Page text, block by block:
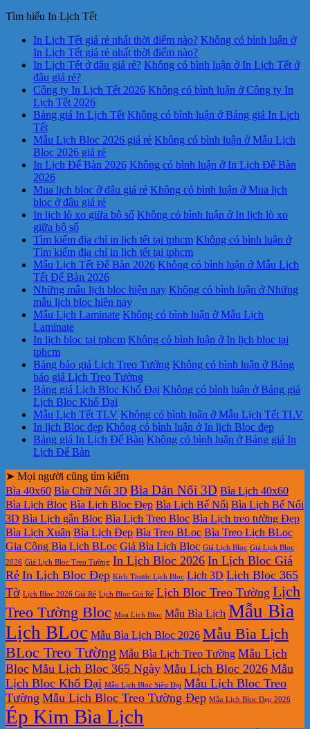
Tìm hiểu In Lịch Tết
In Lịch Tết giá rẻ nhất thời điểm nào? Không có bình luận ở
In Lịch Tết giá rẻ nhất thời điểm nào?
In Lịch Tết ở đâu giá rẻ? Không có bình luận ở In Lịch Tết ở
đâu giá rẻ?
Công ty In Lịch Tết 2026 Không có bình luận ở Công ty In
Lịch Tết 2026
Bảng giá In Lịch Tết Không có bình luận ở Bảng giá In Lịch
Tết
Mẫu Lịch Bloc 2026 giá rẻ Không có bình luận ở Mẫu Lịch
Bloc 2026 giá rẻ
In Lịch Để Bàn 2026 Không có bình luận ở In Lịch Để Bàn
2026
Mua lịch bloc ở đâu giá rẻ Không có bình luận ở Mua lịch
bloc ở đâu giá rẻ
In lịch lò xo giữa bộ số Không có bình luận ở In lịch lò xo
giữa bộ số
Tìm kiếm địa chỉ in lịch tết tại tphcm Không có bình luận ở
Tìm kiếm địa chỉ in lịch tết tại tphcm
Mẫu Lịch Tết Để Bàn 2026 Không có bình luận ở Mẫu Lịch
Tết Để Bàn 2026
Những mẫu lịch bloc hiện nay Không có bình luận ở Những
mẫu lịch bloc hiện nay
Mẫu Lịch Laminate Không có bình luận ở Mẫu Lịch
Laminate
In lịch bloc tại tphcm Không có bình luận ở In lịch bloc tại
tphcm
Bảng báo giá Lịch Treo Tường Không có bình luận ở Bảng
báo giá Lịch Treo Tường
Bảng giá Lịch Bloc Khổ Đại Không có bình luận ở Bảng giá
Lịch Bloc Khổ Đại
Mẫu Lịch Tết TLV Không có bình luận ở Mẫu Lịch Tết TLV
In lịch Bloc đẹp Không có bình luận ở In lịch Bloc đẹp
Bảng giá In Lịch Để Bàn Không có bình luận ở Bảng giá In
Lịch Để Bàn
➤ Mọi người cũng tìm kiếm
Bìa 40x60 Bìa Chữ Nổi 3D Bìa Dán Nổi 3D Bìa Lịch 40x60
Bìa Lịch Bloc Bìa Lịch Bloc Đẹp Bìa Lịch Bế Nổi Bìa Lịch Bế Nổi
3D Bìa Lịch gắn Bloc Bìa Lịch Treo Bloc Bìa Lịch treo tường Đẹp
Bìa Lịch Xuân Bìa Lịch Đẹp Bìa Treo BLoc Bìa Treo Lịch BLoc
Gia Công Bìa Lịch BLoc Giá Bìa Lịch Bloc Giá Lịch Bloc Giá Lịch Bloc
2026 Giá Lịch Bloc Treo Tường In Lịch Bloc 2026 In Lịch Bloc Giá
Rẻ In Lịch Bloc Đẹp Kích Thước Lịch Bloc Lịch 3D Lịch Bloc 365
Tờ Lịch Bloc 2026 Giá Rẻ Lịch Bloc Giá Rẻ Lịch Bloc Treo Tường Lịch
Treo Tường Bloc Mua Lich Bloc Mẫu Bìa Lịch Mẫu Bìa
Lịch BLoc Mẫu Bìa Lịch Bloc 2026 Mẫu Bìa Lịch
BLoc Treo Tường Mẫu Bìa Lịch Treo Tường Mẫu Lịch
Bloc Mẫu Lịch Bloc 365 Ngày Mẫu Lịch Bloc 2026 Mẫu
Lịch Bloc Khổ Đại Mẫu Lịch Bloc Siêu Đại Mẫu Lịch Bloc Treo
Tường Mẫu Lịch Bloc Treo Tường Đẹp Mẫu Lịch Bloc Đẹp 2026
Ép Kim Bìa Lịch